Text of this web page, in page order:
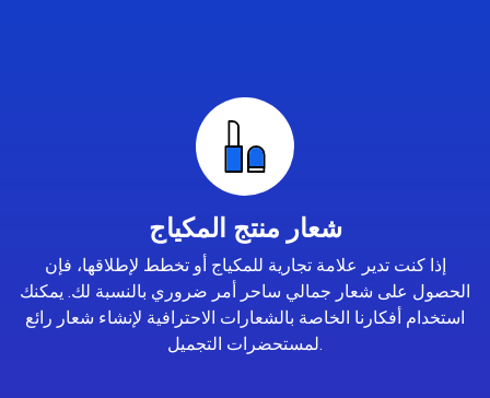
شعار منتج المكياج
إذا كنت تدير علامة تجارية للمكياج أو تخطط لإطلاقها، فإن
الحصول على شعار جمالي ساحر أمر ضروري بالنسبة لك. يمكنك
استخدام أفكارنا الخاصة بالشعارات الاحترافية لإنشاء شعار رائع
لمستحضرات التجميل.